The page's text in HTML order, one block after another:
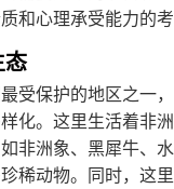
和心理承受能力的考
态
受保护的地区之一
化。这里生活着非
非洲象、黑犀牛、
稀动物。同时，这